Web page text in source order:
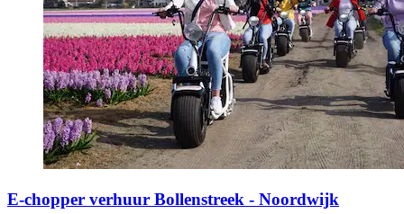
E-chopper verhuur Bollenstreek - Noordwijk